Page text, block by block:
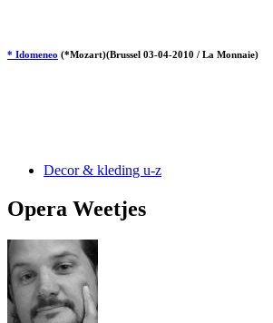
* Idomeneo (*Mozart)(Brussel 03-04-2010 / La Monnaie)
Decor & kleding u-z
Opera Weetjes